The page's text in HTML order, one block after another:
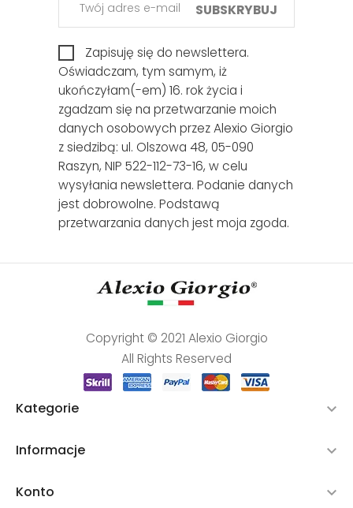
SUBSKRYBUJ
Zapisuję się do newslettera.
Oświadczam, tym samym, iż
ukończyłam(-em) 16. rok życia i
zgadzam się na przetwarzanie moich
danych osobowych przez Alexio Giorgio
z siedzibą: ul. Olszowa 48, 05-090
Raszyn, NIP 522-112-73-16, w celu
wysyłania newslettera. Podanie danych
jest dobrowolne. Podstawą
przetwarzania danych jest moja zgoda.
Copyright © 2021 Alexio Giorgio
All Rights Reserved
Kategorie 
Informacje 
Konto 